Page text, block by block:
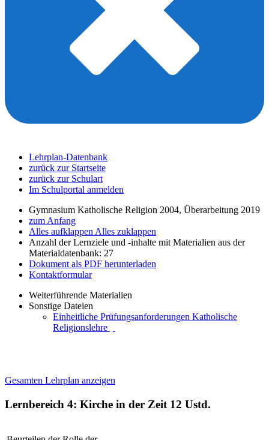
Lehrplan-Datenbank
zurück zur Startseite
zurück zur Schulart
Im Schulportal anmelden
Gymnasium Katholische Religion 2004, Überarbeitung 2019
zum Anfang
Alles aufklappen Alles zuklappen
Anzahl der Lernziele und -inhalte mit Materialien aus der
Materialdatenbank: 27
Dokument als PDF herunterladen
Kontaktformular
Weiterführende Materialien
Sonstige Dateien
Einheitliche Prüfungsanforderungen Katholische
Religionslehre
Gesamten Lehrplan anzeigen
Lernbereich 4: Kirche in der Zeit 12 Ustd.